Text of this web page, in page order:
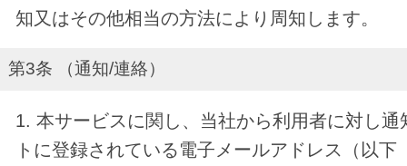
知又はその他相当の方法により周知します。
第3条 （通知/連絡）
1. 本サービスに関し、当社から利用者に対し
トに登録されている電子メールアドレス（以下